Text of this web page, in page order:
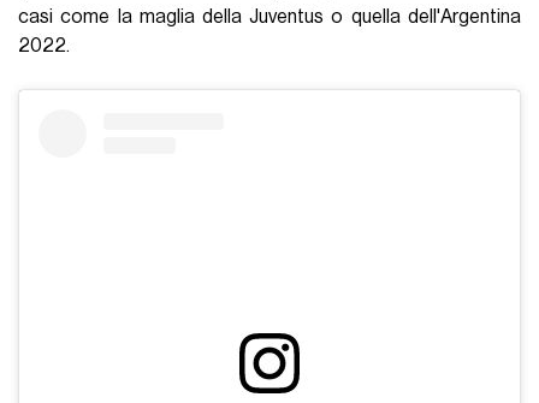
casi come la maglia della Juventus o quella dell'Argentina
2022.